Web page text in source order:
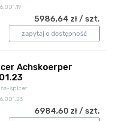
5986,64 zł / szt.
zapytaj o dostępność
Achskoerper
spicer
6984,60 zł / szt.